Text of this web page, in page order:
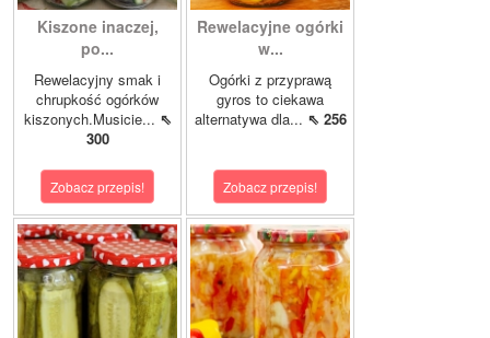
Kiszone inaczej,
po...
Rewelacyjny smak i
chrupkość ogórków
kiszonych.Musicie... ⇖
300
Zobacz przepis!
Rewelacyjne ogórki
w...
Ogórki z przyprawą
gyros to ciekawa
alternatywa dla... ⇖ 256
Zobacz przepis!